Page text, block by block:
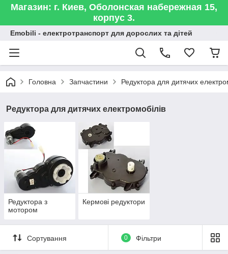
Магазин: г. Киев, Оболонская набережная 15,
корпус 3.
Emobili - електротранспорт для дорослих та дітей
Головна Запчастини Редуктора для дитячих
Редуктора для дитячих електромобілів
Редуктора з
мотором
Кермові редуктори
Сортування 0 Фільтри